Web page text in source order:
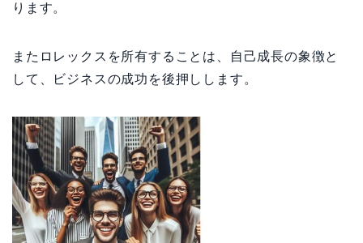
ります。
またロレックスを所有することは、自己成長の象徴と
して、ビジネスの成功を後押しします。